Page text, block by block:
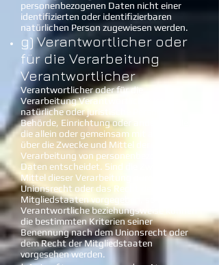
personenbezogenen Daten nicht einer
identifizierten oder identifizierbaren
natürlichen Person zugewiesen werden.
g) Verantwortlicher oder
für die Verarbeitung
Verantwortlicher
Verantwortlicher oder für die
Verarbeitung Verantwortlicher ist die
natürliche oder juristische Person,
Behörde, Einrichtung oder andere Stelle,
die allein oder gemeinsam mit anderen
über die Zwecke und Mittel der
Verarbeitung von personenbezogenen
Daten entscheidet. Sind die Zwecke und
Mittel dieser Verarbeitung durch das
Unionsrecht oder das Recht der
Mitgliedstaaten vorgegeben, so kann der
Verantwortliche beziehungsweise können
die bestimmten Kriterien seiner
Benennung nach dem Unionsrecht oder
dem Recht der Mitgliedstaaten
vorgesehen werden.